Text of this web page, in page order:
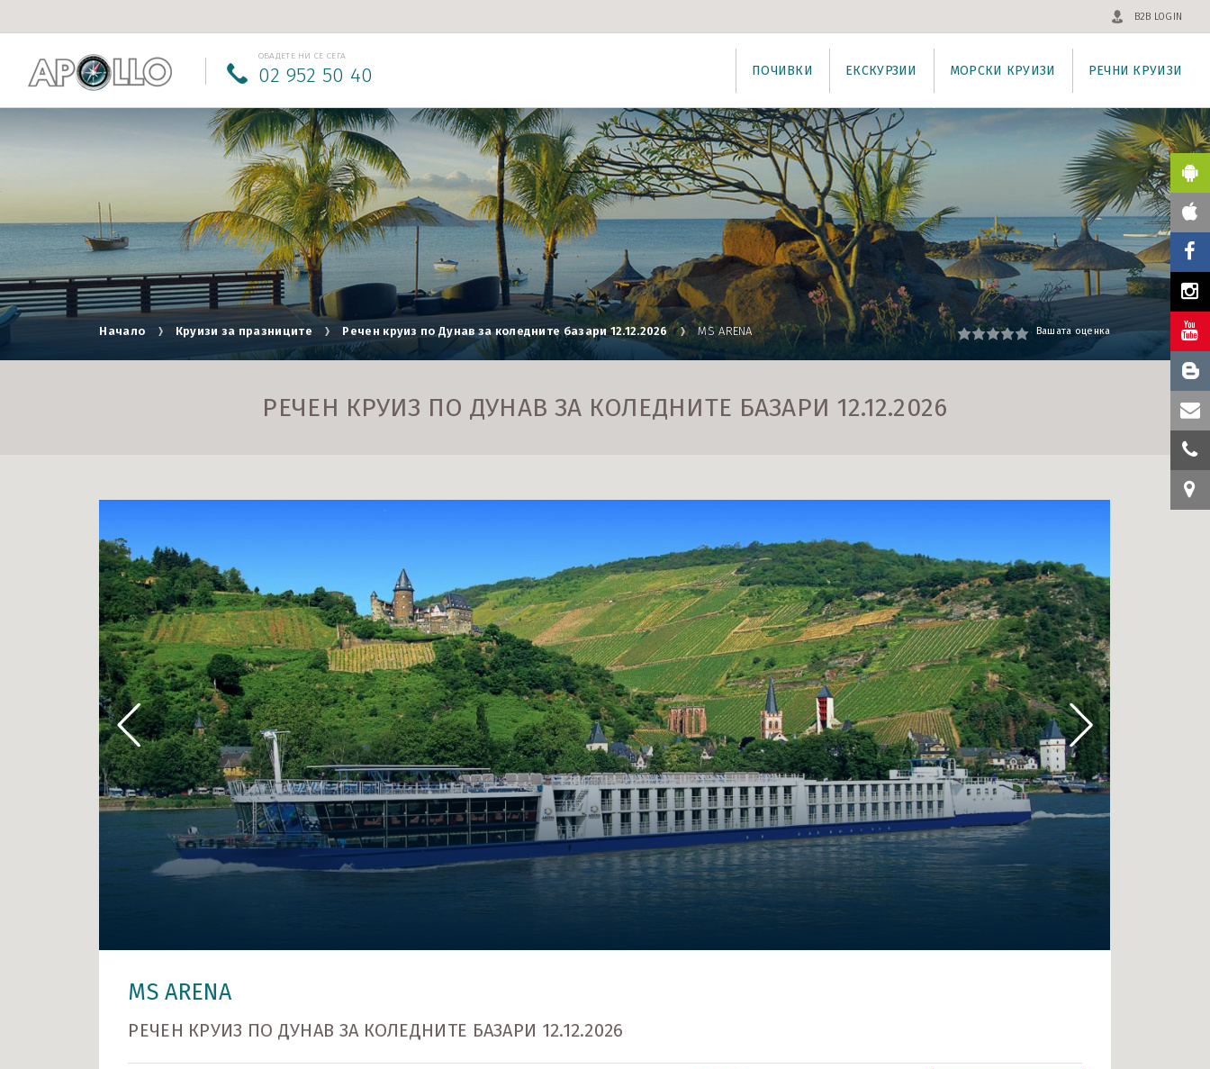
B2B LOGIN
ОБАДЕТЕ НИ СЕ СЕГА
02 952 50 40 ПОЧИВКИ ЕКСКУРЗИИ МОРСКИ КРУИЗИ РЕЧНИ КРУИЗИ
Начало Круизи за празниците Речен круиз по Дунав за коледните базари 12.12.2026 MS ARENA Вашата оценка
РЕЧЕН КРУИЗ ПО ДУНАВ ЗА КОЛЕДНИТЕ БАЗАРИ 12.12.2026
MS ARENA
РЕЧЕН КРУИЗ ПО ДУНАВ ЗА КОЛЕДНИТЕ БАЗАРИ 12.12.2026